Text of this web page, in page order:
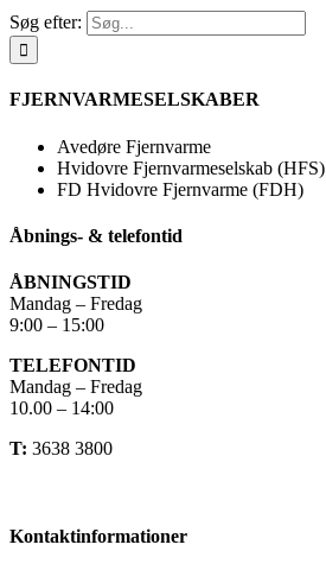
Søg efter:
FJERNVARMESELSKABER
Avedøre Fjernvarme
Hvidovre Fjernvarmeselskab (HFS)
FD Hvidovre Fjernvarme (FDH)
Åbnings- & telefontid
ÅBNINGSTID
Mandag – Fredag
9:00 – 15:00
TELEFONTID
Mandag – Fredag
10.00 – 14:00
T: 3638 3800
Kontaktinformationer